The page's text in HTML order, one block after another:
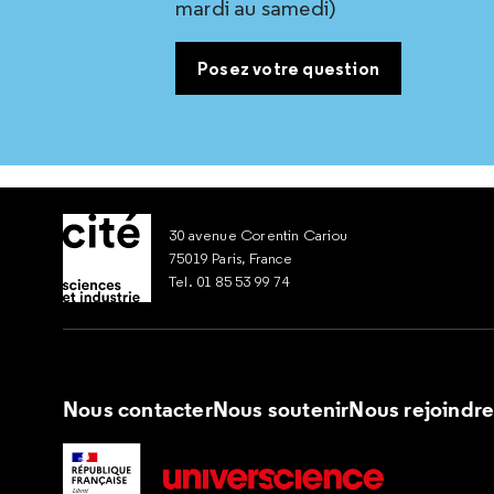
mardi au samedi)
Posez votre question
30 avenue Corentin Cariou
75019 Paris, France
Tel. 01 85 53 99 74
Nous contacterNous soutenirNous rejoindre